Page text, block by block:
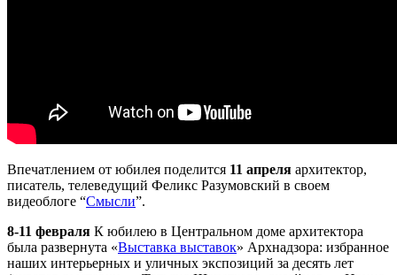
Впечатлением от юбилея поделится 11 апреля архитектор,
писатель, телеведущий Феликс Разумовский в своем
видеоблоге “Смысли”.
8-11 февраля К юбилею в Центральном доме архитектора
была развернута «Выставка выставок» Архнадзора: избранное
наших интерьерных и уличных экспозиций за десять лет